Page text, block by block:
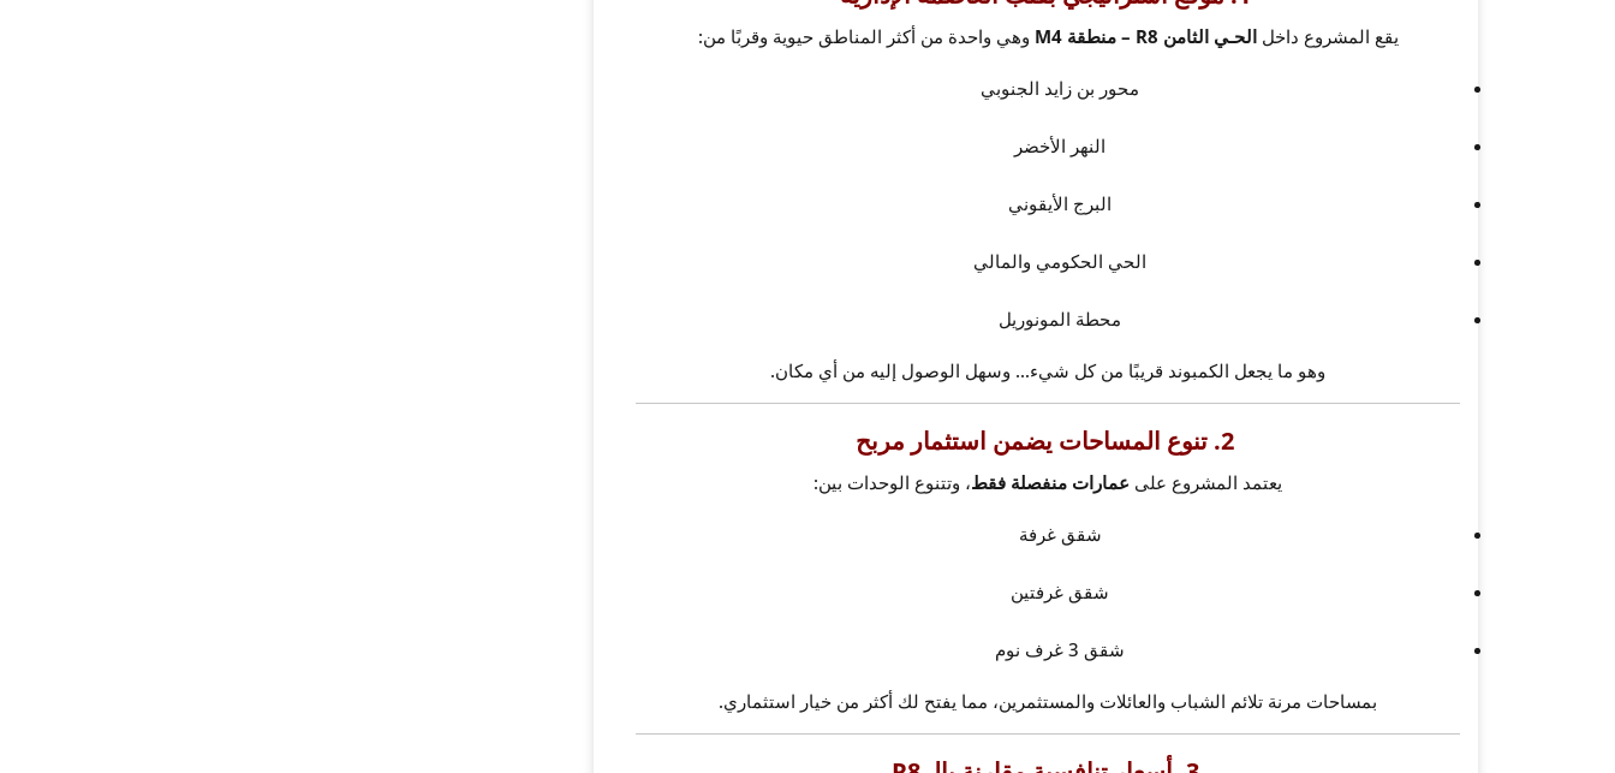
يقع المشروع داخلالحـي الثامن R8 – منطقة M4 وهي واحدة من أكثر المناطق حيوية وقربًا من:
محور بن زايد الجنوبي
النهر الأخضر
البرج الأيقوني
الحي الحكومي والمالي
محطة المونوريل
وهو ما يجعل الكمبوند قريبًا من كل شيء… وسهل الوصول إليه من أي مكان.
يعتمد المشروع على عمارات منفصلة فقط، وتتنوع الوحدات بين:
شقق غرفة
شقق غرفتين
شقق 3 غرف نوم
بمساحات مرنة تلائم الشباب والعائلات والمستثمرين، مما يفتح لك أكثر من خيار استثماري.